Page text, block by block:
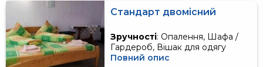
Стандарт двомісний
Зручності: Опалення, Шафа /
Гардероб, Вішак для одягу
Повний опис